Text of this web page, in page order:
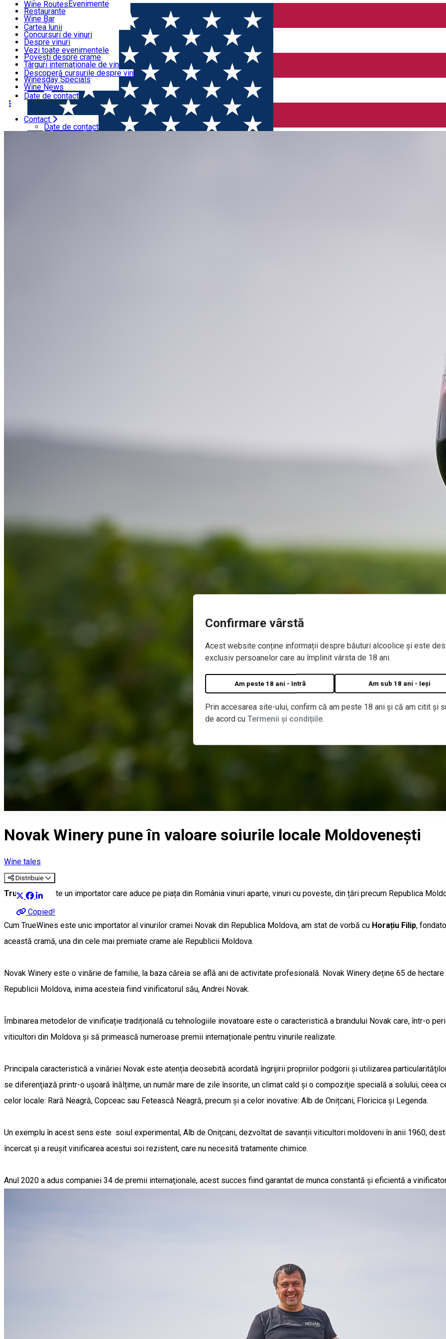
Confirmare vârstă
Acest website conține informații despre băuturi alcoolice și este
exclusiv persoanelor care au împlinit vârsta de 18 ani.
Am peste 18 ani - Intră Am sub 18 ani - Ieși
Prin accesarea site-ului, confirm că am peste 18 ani și că am citit și
de acord cu Termenii și condițiile.
Articole
Evenimente
Cursuri despre vin
Contact
Organizatori Evenimente
Restaurante
Wine Bar
Wine Shops
Wine Routes
Cartea lunii
Concursuri de vinuri
Despre vinuri
Lansări de vinuri
Povești despre crame
Târguri internaționale de vin
Wine tales
Winesday Specials
Wine News
Vezi toate evenimentele
Descoperă cursurile despre vin
Date de contact
Contact
Date de contact
Acasă Wine tales Novak Winery pune în valoare soiurile locale Moldovenești
Novak Winery pune în valoare soiurile locale Moldovenești
Wine tales
Distribuie
Copied!
TrueWines este un importator care aduce pe piața din România vinuri aparte, vinuri cu poveste, din țări precum Republica
Cum TrueWines este unic importator al vinurilor cramei Novak din Republica Moldova, am stat de vorbă cu Horațiu Filip,
această cramă, una din cele mai premiate crame ale Republicii Moldova.
Novak Winery este o vinărie de familie, la baza căreia se află ani de activitate profesională. Novak Winery deține 65 de
Republicii Moldova, inima acesteia fiind vinificatorul său, Andrei Novak.
Îmbinarea metodelor de vinificație tradițională cu tehnologiile inovatoare este o caracteristică a brandului Novak care, într-o
viticultori din Moldova și să primească numeroase premii internaționale pentru vinurile realizate.
Principala caracteristică a vinăriei Novak este atenția deosebită acordată îngrijirii propriilor podgorii şi utilizarea
se diferenţiază printr-o ușoară înălțime, un număr mare de zile însorite, un climat cald și o compoziţie specială a solului, ceea
celor locale: Rară Neagră, Copceac sau Fetească Neagră, precum și a celor inovative: Alb de Onițcani, Floricica și Legenda.
Un exemplu în acest sens este soiul experimental, Alb de Oniţcani, dezvoltat de savanții viticultori moldoveni în anii 1960,
încercat și a reușit vinificarea acestui soi rezistent, care nu necesită tratamente chimice.
Anul 2020 a adus companiei 34 de premii internaţionale, acest succes fiind garantat de munca constantă și eficientă a